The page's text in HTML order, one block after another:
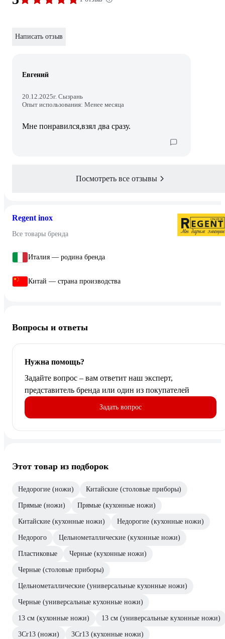
Написать отзыв
Евгений
20.12.2025г. Сызрань
Опыт использования: Менее месяца
Мне понравился,взял два сразу.
Посмотреть все отзывы
Regent inox
Все товары бренда
Италия — родина бренда
Китай — страна производства
Вопросы и ответы
Нужна помощь?
Задайте вопрос – вам ответит наш эксперт,
представитель бренда или один из покупателей
Задать вопрос
Этот товар из подборок
Недорогие (ножи) Китайские (столовые приборы)
Прямые (ножи) Прямые (кухонные ножи)
Китайские (кухонные ножи) Недорогие (кухонные ножи)
Недорого Цельнометаллические (кухонные ножи)
Пластиковые Черные (кухонные ножи)
Черные (столовые приборы)
Цельнометаллические (универсальные кухонные ножи)
Черные (универсальные кухонные ножи)
13 см (кухонные ножи) 13 см (универсальные кухонные ножи)
3Cr13 (ножи) 3Cr13 (кухонные ножи)